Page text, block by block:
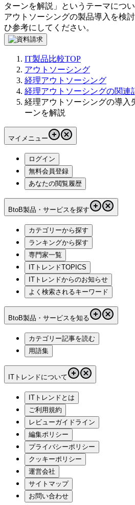
ターンを解説 」というテーマにつ
アウトソーシングの製品導入を検
ひ参考にしてください。
IT製品比較TOP
アウトソーシング
経理アウトソーシング
経理アウトソーシングの関連
経理アウトソーシングの導入
ーンを解説
マイメニュー
ログイン
無料会員登録
あなたの閲覧履歴
BtoB製品・サービスを探す
カテゴリーから探す
ランキングから探す
専門家一覧
ITトレンドTOPICS
ITトレンドからのお知らせ
よく検索されるキーワード
BtoB製品・サービスを知る
カテゴリー記事を読む
用語集
ITトレンドについて
ITトレンドとは
ご利用規約
レビューガイドライン
編集ポリシー
プライバシーポリシー
クッキーポリシー
運営会社
サイトマップ
お問い合わせ